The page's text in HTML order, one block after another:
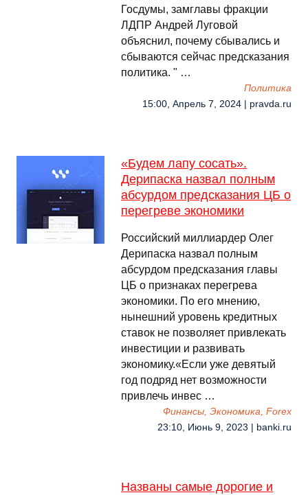
Госдумы, замглавы фракции
ЛДПР Андрей Луговой
объяснил, почему сбывались и
сбываются сейчас предсказания
политика. " …
Политика
15:00, Апрель 7, 2024 | pravda.ru
«Будем лапу сосать».
Дерипаска назвал полным
абсурдом предсказания ЦБ о
перегреве экономики
Российский миллиардер Олег
Дерипаска назвал полным
абсурдом предсказания главы
ЦБ о признаках перегрева
экономики. По его мнению,
нынешний уровень кредитных
ставок не позволяет привлекать
инвестиции и развивать
экономику.«Если уже девятый
год подряд нет возможности
привлечь инвес …
Финансы, Экономика, Forex
23:10, Июнь 9, 2023 | banki.ru
Названы самые дорогие и